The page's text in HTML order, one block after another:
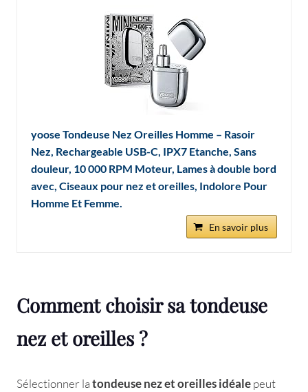
yoose Tondeuse Nez Oreilles Homme – Rasoir
Nez, Rechargeable USB-C, IPX7 Etanche, Sans
douleur, 10 000 RPM Moteur, Lames à double bord
avec, Ciseaux pour nez et oreilles, Indolore Pour
Homme Et Femme.
En savoir plus
Comment choisir sa tondeuse
nez et oreilles ?
Sélectionner latondeuse nez et oreilles idéalepeut